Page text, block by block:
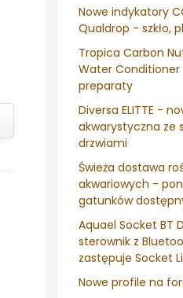
Nowe indykatory
Qualdrop - szkło,
Tropica Carbon
Water
preparaty
Diversa ELITTE -
akwarystyczna ze
drzwiami
Świeża dostawa
akwariowych -
gatunków
Aquael Socket BT
sterownik z
zastępuje Socket
Nowe profile na